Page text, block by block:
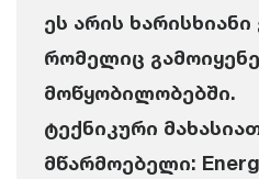
ეს არის
რომელიც
მოწყობილობებში.
ტექნიკური
მწარმოებელი: